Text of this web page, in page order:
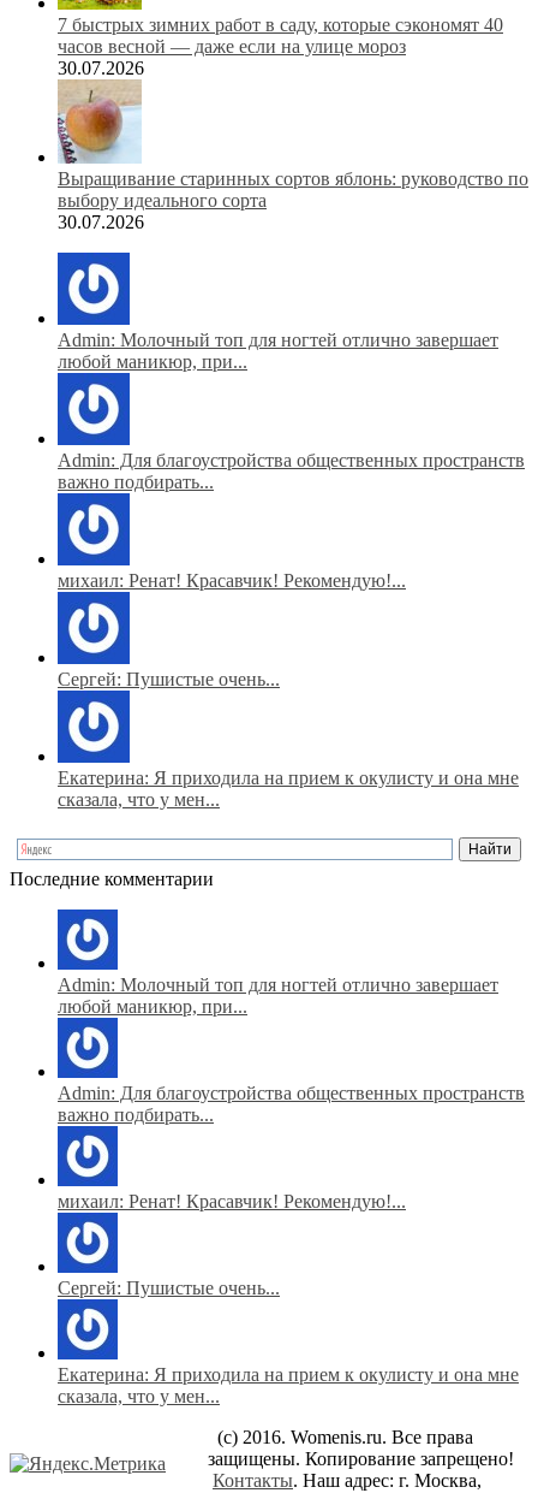
7 быстрых зимних работ в саду, которые сэкономят 40
часов весной — даже если на улице мороз
30.07.2026
Выращивание старинных сортов яблонь: руководство по
выбору идеального сорта
30.07.2026
Admin: Молочный топ для ногтей отлично завершает
любой маникюр, при...
Admin: Для благоустройства общественных пространств
важно подбирать...
михаил: Ренат! Красавчик! Рекомендую!...
Сергей: Пушистые очень...
Екатерина: Я приходила на прием к окулисту и она мне
сказала, что у мен...
Последние комментарии
Admin: Молочный топ для ногтей отлично завершает
любой маникюр, при...
Admin: Для благоустройства общественных пространств
важно подбирать...
михаил: Ренат! Красавчик! Рекомендую!...
Сергей: Пушистые очень...
Екатерина: Я приходила на прием к окулисту и она мне
сказала, что у мен...
(c) 2016. Womenis.ru. Все права
защищены. Копирование запрещено!
Контакты. Наш адрес: г. Москва,